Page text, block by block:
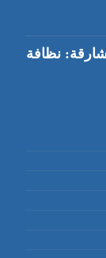
نظافة